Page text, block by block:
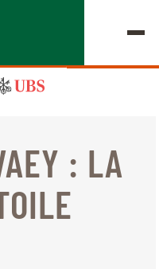
: LA